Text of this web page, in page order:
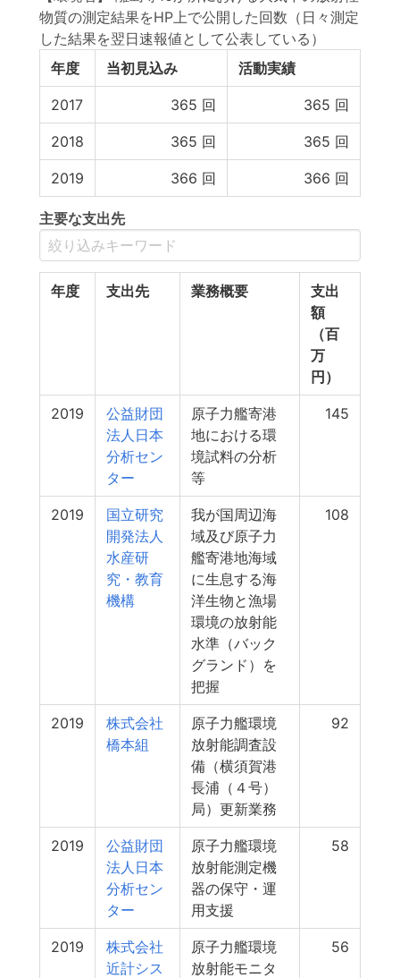
物質の測定結果をHP上で公開した回数（日々測定
した結果を翌日速報値として公表している）
年度
当初見込み 活動実績
2017 365 回 365 回
2018 365 回 365 回
2019 366 回 366 回
主要な支出先
年度 支出先 業務概要
支出
額
（百
万
円）
2019
公益財団
法人日本
分析セン
ター
原子力艦寄港
地における環
境試料の分析
等
145
2019
国立研究
開発法人
水産研
究・教育
機構
我が国周辺海
域及び原子力
艦寄港地海域
に生息する海
洋生物と漁場
環境の放射能
水準（バック
グランド）を
把握
108
2019
株式会社
橋本組
原子力艦環境
放射能調査設
備（横須賀港
長浦（４号）
局）更新業務
92
2019
公益財団
法人日本
分析セン
ター
原子力艦環境
放射能測定機
器の保守・運
用支援
58
2019
株式会社
近計シス
原子力艦環境
放射能モニタ
56